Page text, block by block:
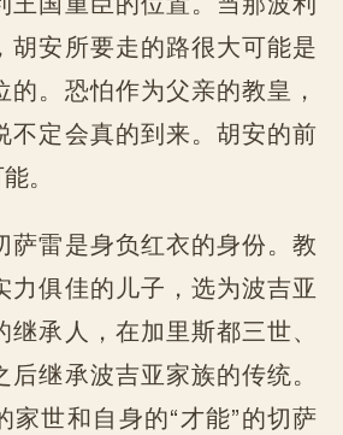
胡安所要走的路很大可能是
。恐怕作为父亲的教皇，
不定会真的到来。胡安的前
。
萨雷是身负红衣的身份。教
力俱佳的儿子，选为波吉亚
承人，在加里斯都三世、
继承波吉亚家族的传统。
家世和自身的“才能”的切萨